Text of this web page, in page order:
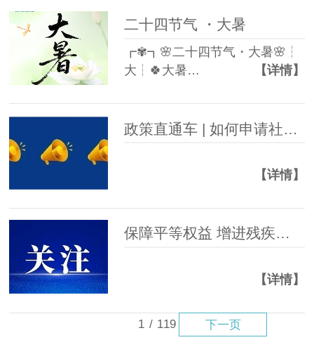
二十四节气 ・大暑
┏✾┓🌸二十四节气・大暑🌸┆
大┆🍀大暑…
【详情】
政策直通车 | 如何申请社会救助？全流程详解
【详情】
保障平等权益 增进残疾人福祉
【详情】
1 / 119 下一页